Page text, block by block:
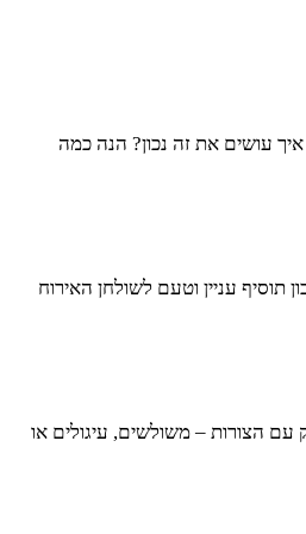
עושים את זה נכון? הנה כמה
עניין וטעם לשולחן האירוח
עם הצורות – משולשים, עיגולים או